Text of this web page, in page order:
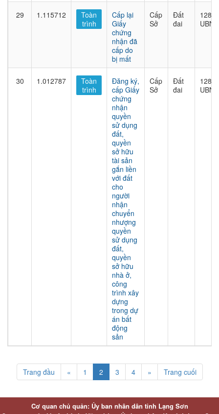
29 1.115712
Toàn
trình
Cấp lại
Giấy
chứng
nhận đã
cấp do
bị mất
Cấp
Sở
Đất
đai
UBND
30 1.012787
Toàn
trình
Đăng ký,
cấp Giấy
chứng
nhận
quyền
sử dụng
đất,
quyền
sở hữu
tài sản
gắn liền
với đất
cho
người
nhận
chuyển
nhượng
quyền
sử dụng
đất,
quyền
sở hữu
nhà ở,
công
trình xây
dựng
trong dự
án bất
động
sản
Cấp
Sở
Đất
đai
UBND
Trang đầu « 1 2 3 4 » Trang cuối
Cơ quan chủ quản: Ủy ban nhân dân tỉnh Lạng Sơn